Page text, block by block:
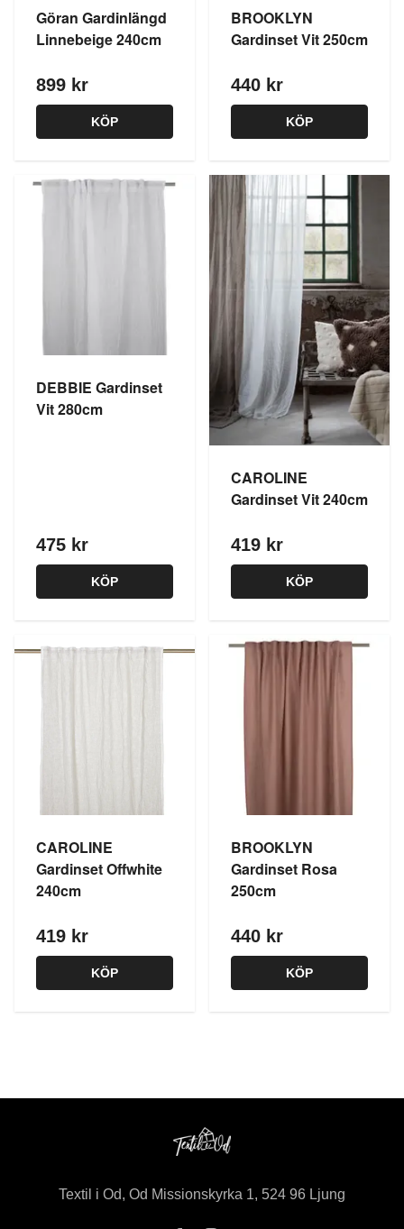
Göran Gardinlängd
Linnebeige 240cm
899 kr
KÖP
BROOKLYN
Gardinset Vit 250cm
440 kr
KÖP
DEBBIE Gardinset
Vit 280cm
475 kr
KÖP
CAROLINE
Gardinset Vit 240cm
419 kr
KÖP
CAROLINE
Gardinset Offwhite
240cm
419 kr
KÖP
BROOKLYN
Gardinset Rosa
250cm
440 kr
KÖP
Textil i Od, Od Missionskyrka 1, 524 96 Ljung